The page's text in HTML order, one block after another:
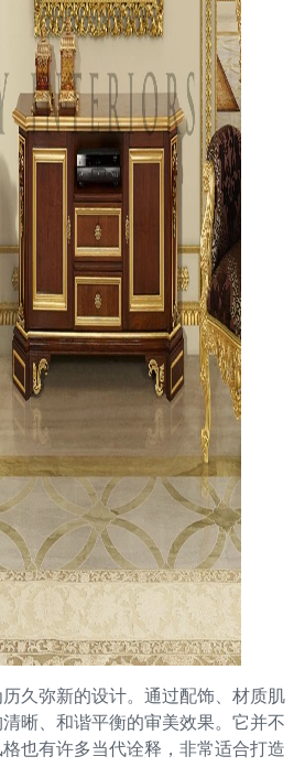
久弥新的设计。通过配饰、材质肌
晰、和谐平衡的审美效果。它并不
也有许多当代诠释，非常适合打造